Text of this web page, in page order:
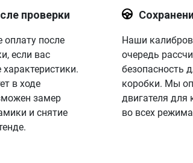
проверки
оплату после
если вас
в ходе
замер
и снятие
Наши
очередь
безопасность
коробки. Мы
двигателя
во всех